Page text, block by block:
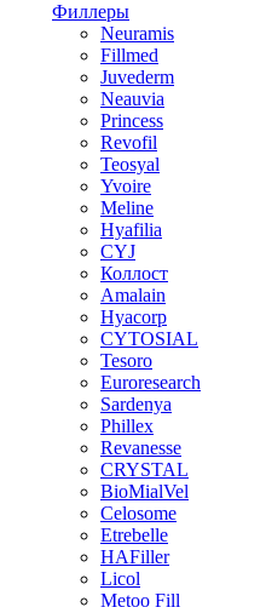
Филлеры
Neuramis
Fillmed
Juvederm
Neauvia
Princess
Revofil
Teosyal
Yvoire
Meline
Hyafilia
CYJ
Коллост
Amalain
Hyacorp
CYTOSIAL
Tesoro
Euroresearch
Sardenya
Phillex
Revanesse
CRYSTAL
BioMialVel
Celosome
Etrebelle
HAFiller
Licol
Metoo Fill